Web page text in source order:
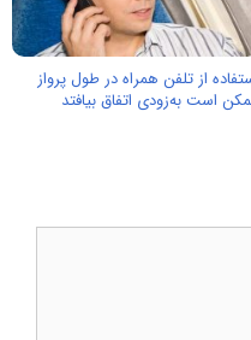
از تلفن همراه در طول پرواز
است به‌زودی اتفاق بیافتد